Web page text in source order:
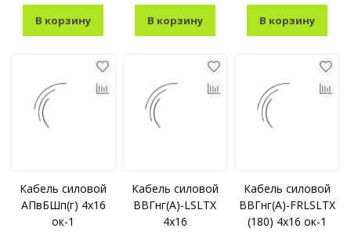
В корзину В корзину В корзину
Кабель силовой
АПвБШп(г) 4x16
ок-1
Кабель силовой
ВВГнг(A)-LSLTX
4x16
Кабель силовой
ВВГнг(A)-FRLSLTX
(180) 4x16 ок-1